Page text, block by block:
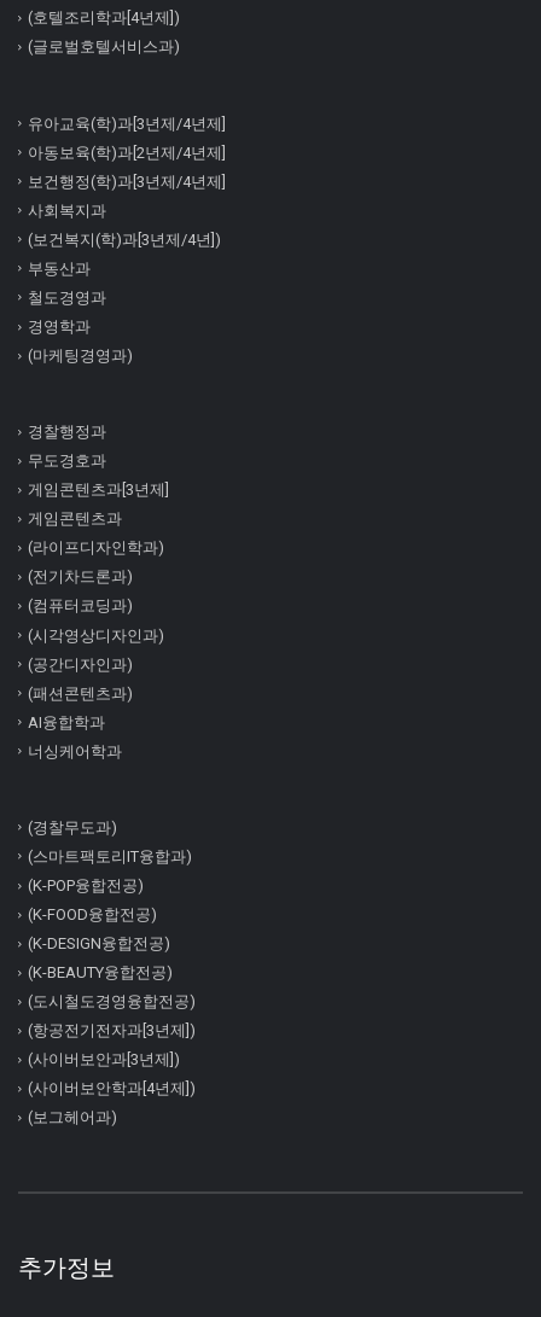
(호텔조리학과[4년제])
(글로벌호텔서비스과)
유아교육(학)과[3년제/4년제]
아동보육(학)과[2년제/4년제]
보건행정(학)과[3년제/4년제]
사회복지과
(보건복지(학)과[3년제/4년])
부동산과
철도경영과
경영학과
(마케팅경영과)
경찰행정과
무도경호과
게임콘텐츠과[3년제]
게임콘텐츠과
(라이프디자인학과)
(전기차드론과)
(컴퓨터코딩과)
(시각영상디자인과)
(공간디자인과)
(패션콘텐츠과)
AI융합학과
너싱케어학과
(경찰무도과)
(스마트팩토리IT융합과)
(K-POP융합전공)
(K-FOOD융합전공)
(K-DESIGN융합전공)
(K-BEAUTY융합전공)
(도시철도경영융합전공)
(항공전기전자과[3년제])
(사이버보안과[3년제])
(사이버보안학과[4년제])
(보그헤어과)
추가정보